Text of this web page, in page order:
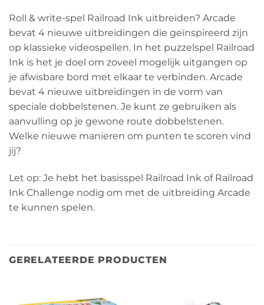
Roll & write-spel Railroad Ink uitbreiden? Arcade
bevat 4 nieuwe uitbreidingen die geïnspireerd zijn
op klassieke videospellen. In het puzzelspel Railroad
Ink is het je doel om zoveel mogelijk uitgangen op
je afwisbare bord met elkaar te verbinden. Arcade
bevat 4 nieuwe uitbreidingen in de vorm van
speciale dobbelstenen. Je kunt ze gebruiken als
aanvulling op je gewone route dobbelstenen.
Welke nieuwe manieren om punten te scoren vind
jij?
Let op: Je hebt het basisspel Railroad Ink of Railroad
Ink Challenge nodig om met de uitbreiding Arcade
te kunnen spelen.
GERELATEERDE PRODUCTEN